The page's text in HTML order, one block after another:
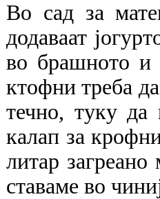
Во сад за
додаваат
во брашното и
ктофни треба
течно, туку
калап за
литар
ставаме во